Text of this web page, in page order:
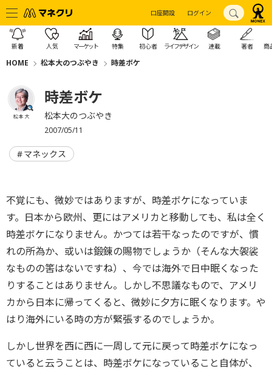
口座開設 ログイン
新着 人気 マーケット 特集 初心者 ライフデザイン 連載 著者 商
HOME 松本大のつぶやき 時差ボケ
松本 大
時差ボケ
松本大のつぶやき
2007/05/11
マネックス
不覚にも、微妙ではありますが、時差ボケになっていま
す。日本から欧州、更にはアメリカと移動しても、私は全く
時差ボケになりません。かつては若干なったのですが、慣
れの所為か、或いは鍛錬の賜物でしょうか（そんな大袈裟
なものの筈はないですね）、今では海外で日中眠くなった
りすることはありません。しかし不思議なもので、アメリ
カから日本に帰ってくると、微妙に夕方に眠くなります。や
はり海外にいる時の方が緊張するのでしょうか。
しかし世界を西に西に一周して元に戻って時差ボケになっ
ていると云うことは、時差ボケになっていること自体が、